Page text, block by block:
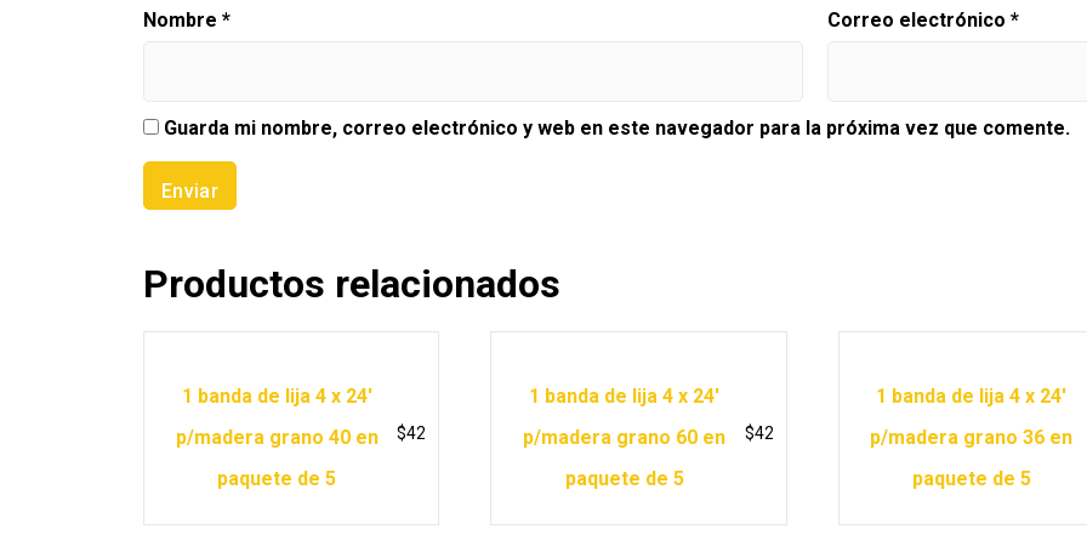
Nombre * Correo electrónico *
Guarda mi nombre, correo electrónico y web en este navegador para la próxima vez que comente.
Productos relacionados
1 banda de lija 4 x 24′
p/madera grano 40 en
paquete de 5
$42
1 banda de lija 4 x 24′
p/madera grano 60 en
paquete de 5
$42
1 banda de lija 4 x 24′
p/madera grano 36 en
paquete de 5